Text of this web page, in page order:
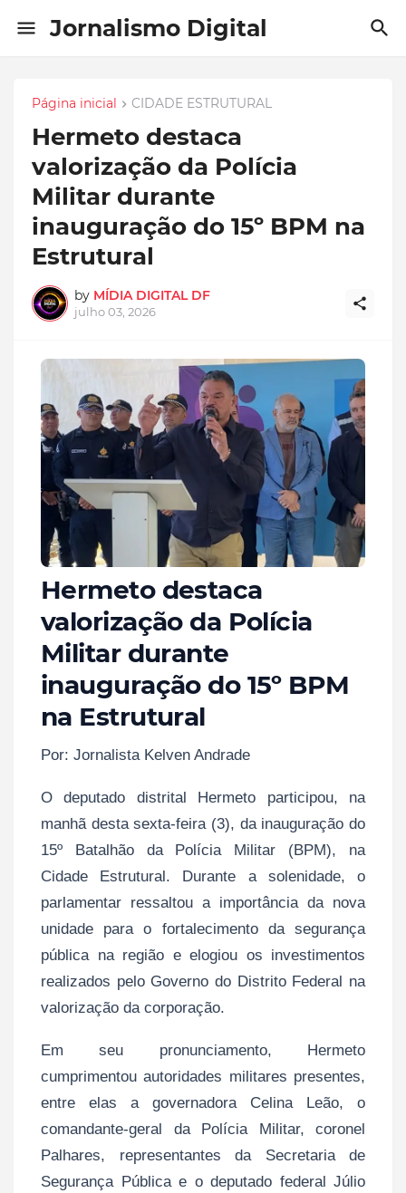
Jornalismo Digital
Página inicial CIDADE ESTRUTURAL
Hermeto destaca
valorização da Polícia
Militar durante
inauguração do 15º BPM na
Estrutural
by MÍDIA DIGITAL DF
julho 03, 2026
Hermeto destaca
valorização da Polícia
Militar durante
inauguração do 15º BPM
na Estrutural
Por: Jornalista Kelven Andrade
O deputado distrital Hermeto participou, na
manhã desta sexta-feira (3), da inauguração do
15º Batalhão da Polícia Militar (BPM), na
Cidade Estrutural. Durante a solenidade, o
parlamentar ressaltou a importância da nova
unidade para o fortalecimento da segurança
pública na região e elogiou os investimentos
realizados pelo Governo do Distrito Federal na
valorização da corporação.
Em seu pronunciamento, Hermeto
cumprimentou autoridades militares presentes,
entre elas a governadora Celina Leão, o
comandante-geral da Polícia Militar, coronel
Palhares, representantes da Secretaria de
Segurança Pública e o deputado federal Júlio